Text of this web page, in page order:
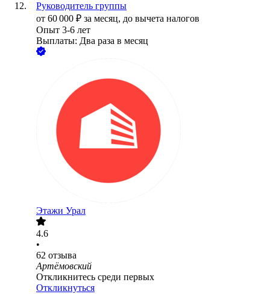
Руководитель группы
от 60 000 ₽ за месяц, до вычета налогов
Опыт 3-6 лет
Выплаты: Два раза в месяц
Этажи Урал
4.6
•
62 отзыва
Артёмовский
Откликнитесь среди первых
Откликнуться